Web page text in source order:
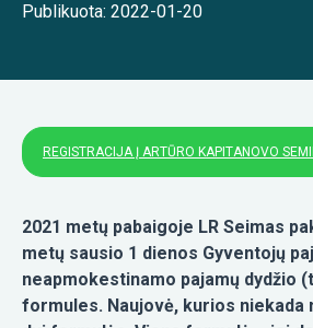
Publikuota: 2022-01-20
REGISTRACIJA Į ARTŪRO KAPITANOVO
2021 metų pabaigoje LR Seimas
metų sausio 1 dienos Gyventojų
neapmokestinamo pajamų dydžio
formules. Naujovė, kurios niekada